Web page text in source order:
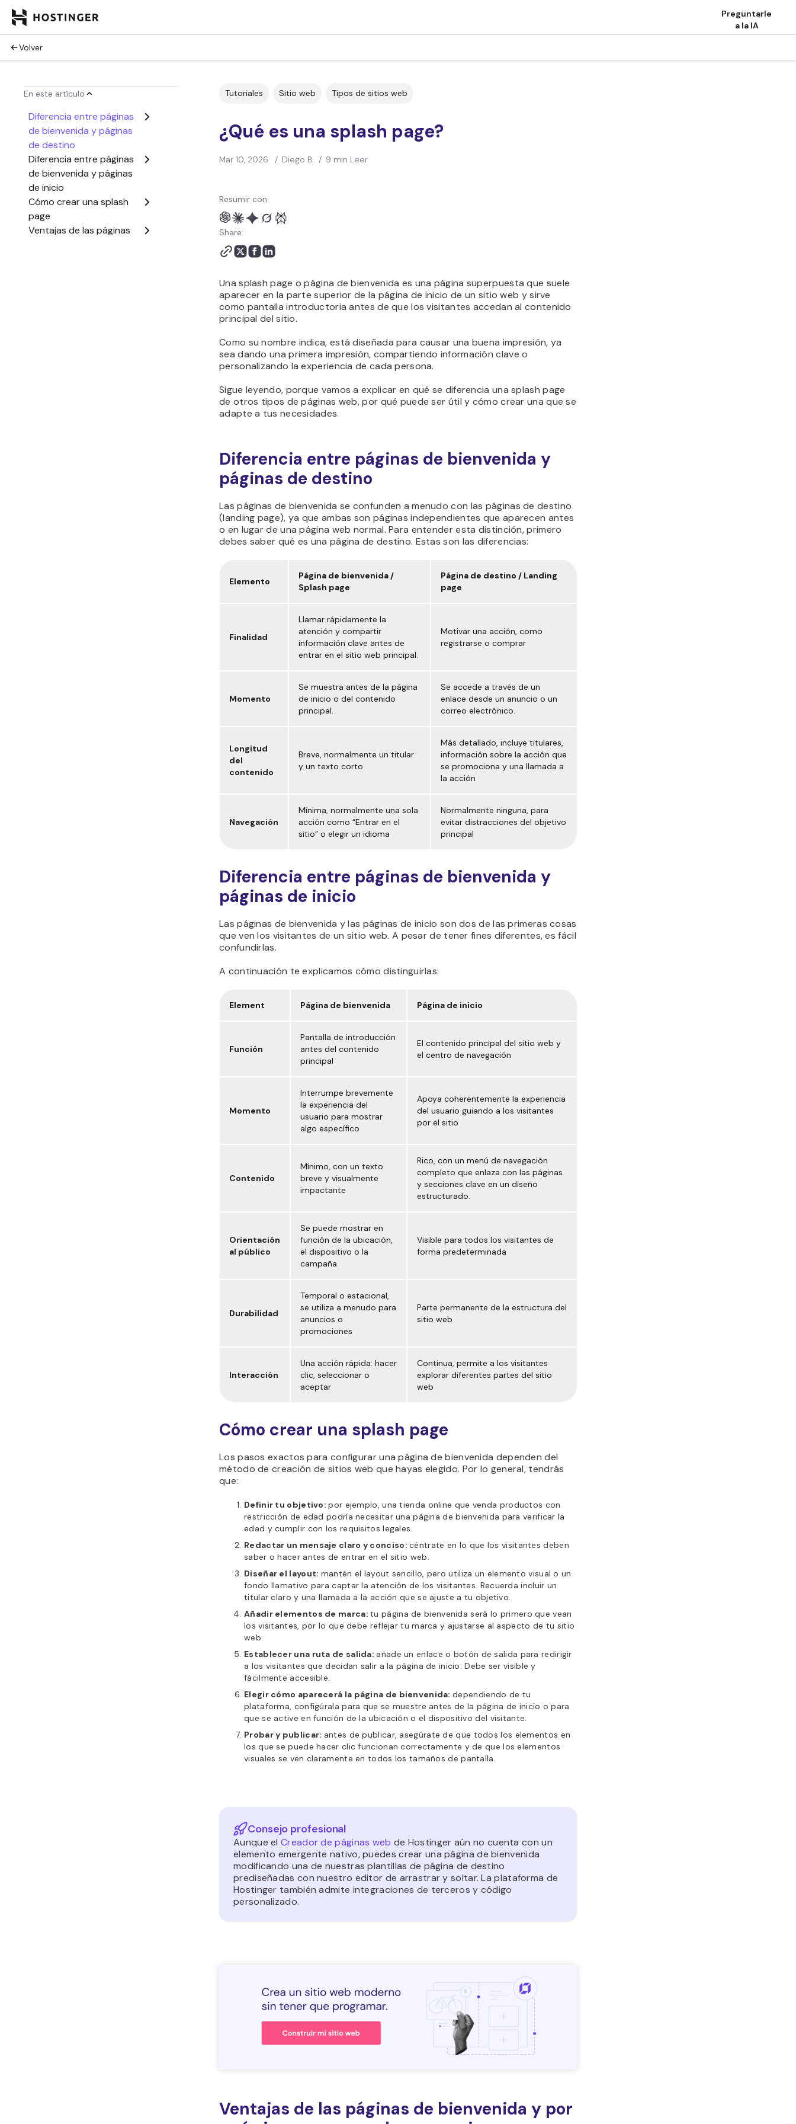
Preguntarle
a la IA
Volver
En este artículo
Diferencia entre páginas
de bienvenida y páginas
de destino
Diferencia entre páginas
de bienvenida y páginas
de inicio
Cómo crear una splash
page
Ventajas de las páginas
Tutoriales Sitio web Tipos de sitios web
¿Qué es una splash page?
Mar 10, 2026 / Diego B. / 9 min Leer
Resumir con:
Share:
Una splash page o página de bienvenida es una página superpuesta que suele
aparecer en la parte superior de la página de inicio de un sitio web y sirve
como pantalla introductoria antes de que los visitantes accedan al contenido
principal del sitio.
Como su nombre indica, está diseñada para causar una buena impresión, ya
sea dando una primera impresión, compartiendo información clave o
personalizando la experiencia de cada persona.
Sigue leyendo, porque vamos a explicar en qué se diferencia una splash page
de otros tipos de páginas web, por qué puede ser útil y cómo crear una que se
adapte a tus necesidades.
Diferencia entre páginas de bienvenida y
páginas de destino
Las páginas de bienvenida se confunden a menudo con las páginas de destino
(landing page), ya que ambas son páginas independientes que aparecen antes
o en lugar de una página web normal. Para entender esta distinción, primero
debes saber qué es una página de destino. Estas son las diferencias:
Elemento
Página de bienvenida /
Splash page
Página de destino / Landing
page
Finalidad
Llamar rápidamente la
atención y compartir
información clave antes de
entrar en el sitio web principal.
Motivar una acción, como
registrarse o comprar
Momento
Se muestra antes de la página
de inicio o del contenido
principal.
Se accede a través de un
enlace desde un anuncio o un
correo electrónico.
Longitud
del
contenido
Breve, normalmente un titular
y un texto corto
Más detallado, incluye titulares,
información sobre la acción que
se promociona y una llamada a
la acción
Navegación
Mínima, normalmente una sola
acción como “Entrar en el
sitio” o elegir un idioma
Normalmente ninguna, para
evitar distracciones del objetivo
principal
Diferencia entre páginas de bienvenida y
páginas de inicio
Las páginas de bienvenida y las páginas de inicio son dos de las primeras cosas
que ven los visitantes de un sitio web. A pesar de tener fines diferentes, es fácil
confundirlas.
A continuación te explicamos cómo distinguirlas:
Element Página de bienvenida Página de inicio
Función
Pantalla de introducción
antes del contenido
principal
El contenido principal del sitio web y
el centro de navegación
Momento
Interrumpe brevemente
la experiencia del
usuario para mostrar
algo específico
Apoya coherentemente la experiencia
del usuario guiando a los visitantes
por el sitio
Contenido
Mínimo, con un texto
breve y visualmente
impactante
Rico, con un menú de navegación
completo que enlaza con las páginas
y secciones clave en un diseño
estructurado.
Orientación
al público
Se puede mostrar en
función de la ubicación,
el dispositivo o la
campaña.
Visible para todos los visitantes de
forma predeterminada
Durabilidad
Temporal o estacional,
se utiliza a menudo para
anuncios o
promociones
Parte permanente de la estructura del
sitio web
Interacción
Una acción rápida: hacer
clic, seleccionar o
aceptar
Continua, permite a los visitantes
explorar diferentes partes del sitio
web
Cómo crear una splash page
Los pasos exactos para configurar una página de bienvenida dependen del
método de creación de sitios web que hayas elegido. Por lo general, tendrás
que:
Definir tu objetivo:por ejemplo, una tienda online que venda productos con
restricción de edad podría necesitar una página de bienvenida para verificar la
edad y cumplir con los requisitos legales.
Redactar un mensaje claro y conciso:céntrate en lo que los visitantes deben
saber o hacer antes de entrar en el sitio web.
Diseñar el layout: mantén el layout sencillo, pero utiliza un elemento visual o un
fondo llamativo para captar la atención de los visitantes. Recuerda incluir un
titular claro y una llamada a la acción que se ajuste a tu objetivo.
Añadir elementos de marca:tu página de bienvenida será lo primero que vean
los visitantes, por lo que debe reflejar tu marca y ajustarse al aspecto de tu sitio
web.
Establecer una ruta de salida: añade un enlace o botón de salida para redirigir
a los visitantes que decidan salir a la página de inicio. Debe ser visible y
fácilmente accesible.
Elegir cómo aparecerá la página de bienvenida:dependiendo de tu
plataforma, configúrala para que se muestre antes de la página de inicio o para
que se active en función de la ubicación o el dispositivo del visitante.
Probar y publicar: antes de publicar, asegúrate de que todos los elementos en
los que se puede hacer clic funcionan correctamente y de que los elementos
visuales se ven claramente en todos los tamaños de pantalla.
Consejo profesional
Aunque elCreador de páginas web de Hostinger aún no cuenta con un
elemento emergente nativo, puedes crear una página de bienvenida
modificando una de nuestras plantillas de página de destino
prediseñadas con nuestro editor de arrastrar y soltar. La plataforma de
Hostinger también admite integraciones de terceros y código
personalizado.
Ventajas de las páginas de bienvenida y por